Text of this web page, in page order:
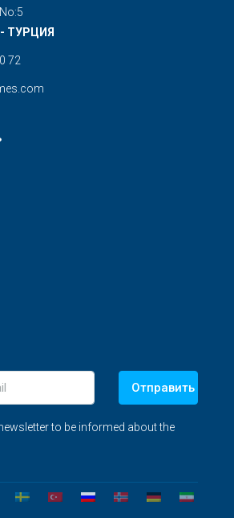
- ТУРЦИЯ
72
Отправить
to be informed about the